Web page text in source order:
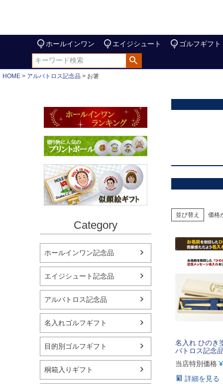
ホールインワン エイジシュート ゴルフギフト
HOME アルバトロス記念品 お箸
Category
ホールインワン記念品
エイジシュート記念品
アルバトロス記念品
名入れゴルフギフト
目的別ゴルフギフト
桐箱入りギフト
並び替え 価格
名入れ ひのき
バトロス記念
当店特別価格 ¥
詳細を見る